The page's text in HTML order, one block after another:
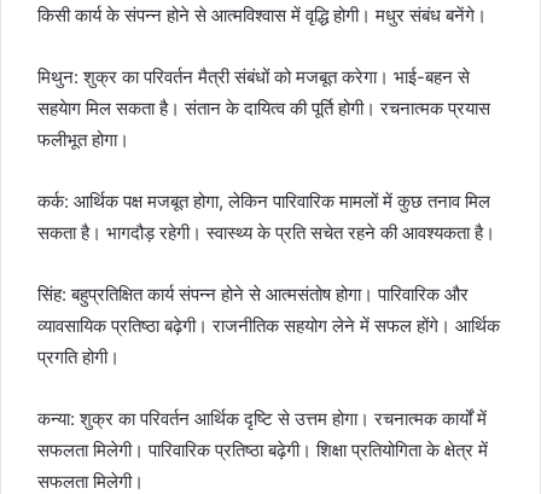
किसी कार्य के संपन्न होने से आत्मविश्वास में वृद्धि होगी। मधुर संबंध बनेंगे।
मिथुन: शुक्र का परिवर्तन मैत्री संबंधों को मजबूत करेगा। भाई-बहन से
सहयेाग मिल सकता है। संतान के दायित्व की पूर्ति होगी। रचनात्मक प्रयास
फलीभूत होगा।
कर्क: आर्थिक पक्ष मजबूत होगा, लेकिन पारिवारिक मामलों में कुछ तनाव मिल
सकता है। भागदौड़ रहेगी। स्वास्थ्य के प्रति सचेत रहने की आवश्यकता है।
सिंह: बहुप्रतिक्षित कार्य संपन्न होने से आत्मसंतोष होगा। पारिवारिक और
व्यावसायिक प्रतिष्ठा बढ़ेगी। राजनीतिक सहयोग लेने में सफल होंगे। आर्थिक
प्रगति होगी।
कन्या: शुक्र का परिवर्तन आर्थिक दृष्टि से उत्तम होगा। रचनात्मक कार्यों में
सफलता मिलेगी। पारिवारिक प्रतिष्ठा बढ़ेगी। शिक्षा प्रतियोगिता के क्षेत्र में
सफलता मिलेगी।